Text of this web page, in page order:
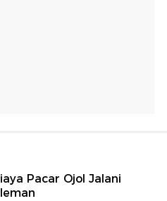
Pacar Ojol Jalani